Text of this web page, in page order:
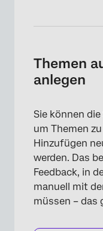
Themen
anlegen
Sie können
um Themen
Hinzufügen
werden. Das
Feedback, in
manuell mit
müssen – das